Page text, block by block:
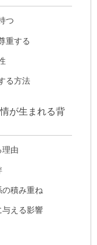
つ
重する
る方法
が生まれる背
理由
積み重ね
与える影響